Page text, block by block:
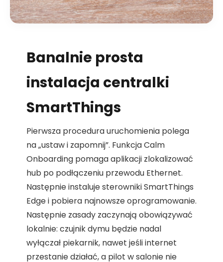
Banalnie prosta
instalacja centralki
SmartThings
Pierwsza procedura uruchomienia polega
na „ustaw i zapomnij”. Funkcja Calm
Onboarding pomaga aplikacji zlokalizować
hub po podłączeniu przewodu Ethernet.
Następnie instaluje sterowniki SmartThings
Edge i pobiera najnowsze oprogramowanie.
Następnie zasady zaczynają obowiązywać
lokalnie: czujnik dymu będzie nadal
wyłączał piekarnik, nawet jeśli internet
przestanie działać, a pilot w salonie nie